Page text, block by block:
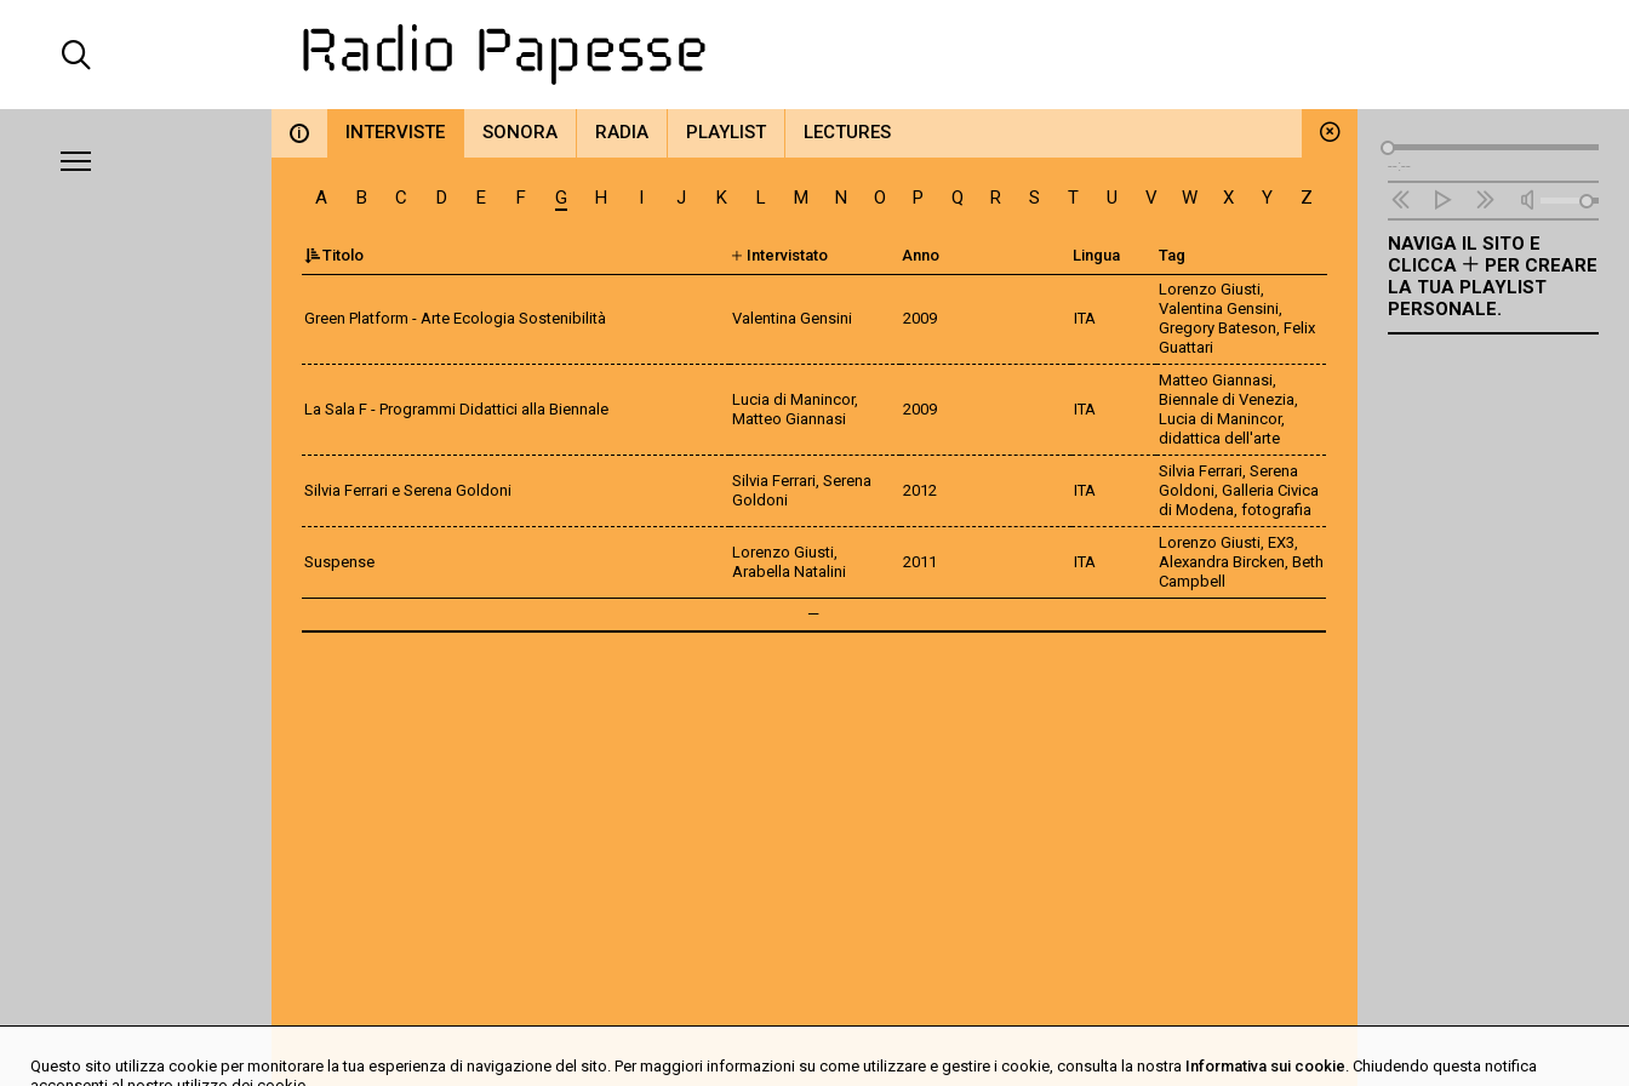
i INTERVISTE SONORA RADIA PLAYLIST LECTURES
A B C D E F G H I J K L M N O P Q R S T U V W X Y Z
Titolo Intervistato Anno Lingua Tag
Green Platform - Arte Ecologia Sostenibilità Valentina Gensini 2009 ITA
Lorenzo Giusti,
Valentina Gensini,
Gregory Bateson, Felix
Guattari
La Sala F - Programmi Didattici alla Biennale
Lucia di Manincor,
Matteo Giannasi
2009 ITA
Matteo Giannasi,
Biennale di Venezia,
Lucia di Manincor,
didattica dell'arte
Silvia Ferrari e Serena Goldoni
Silvia Ferrari, Serena
Goldoni
2012 ITA
Silvia Ferrari, Serena
Goldoni, Galleria Civica
di Modena, fotografia
Suspense
Lorenzo Giusti,
Arabella Natalini
2011 ITA
Lorenzo Giusti, EX3,
Alexandra Bircken, Beth
Campbell
—
Lettore
Audio
--:--
NAVIGA IL SITO E
CLICCA
PER CREARE
LA TUA PLAYLIST
PERSONALE.
Questo sito utilizza cookie per monitorare la tua esperienza di navigazione del sito. Per maggiori informazioni su come utilizzare e gestire i cookie, consulta la nostra Informativa sui cookie. Chiudendo questa notifica